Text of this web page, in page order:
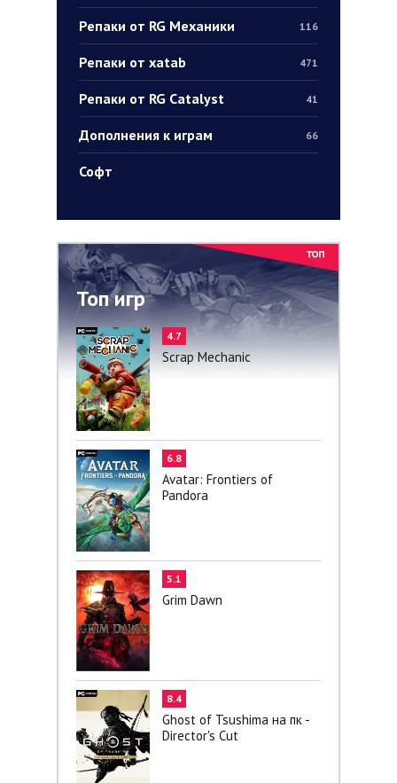
Репаки от RG Механики 116
Репаки от xatab 471
Репаки от RG Catalyst 41
Дополнения к играм 66
Софт
Топ игр
4.7
Scrap Mechanic
6.8
Avatar: Frontiers of
Pandora
5.1
Grim Dawn
8.4
Ghost of Tsushima на пк -
Director's Cut